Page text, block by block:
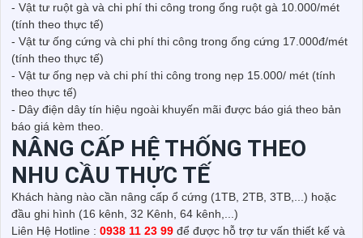
- Vật tư ruột gà và chi phí thi công trong ống ruột gà 10.000/mét
(tính theo thực tế)
- Vật tư ống cứng và chi phí thi công trong ống cứng 17.000đ/mét
(tính theo thực tế)
- Vật tư ống nẹp và chi phí thi công trong nẹp 15.000/ mét (tính
theo thực tế)
- Dây điện dây tín hiệu ngoài khuyến mãi được báo giá theo bản
báo giá kèm theo.
NÂNG CẤP HỆ THỐNG THEO
NHU CẦU THỰC TẾ
Khách hàng nào cần nâng cấp ổ cứng (1TB, 2TB, 3TB,...) hoặc
đầu ghi hình (16 kênh, 32 Kênh, 64 kênh,...)
Liên Hệ Hotline : 0938 11 23 99 để được hỗ trợ tư vấn thiết kế và